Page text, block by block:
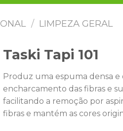
/ LIMPEZA GERAL
Taski Tapi 101
Produz uma espuma densa e
encharcamento das fibras e
facilitando a remoção por
fibras e mantém as cores